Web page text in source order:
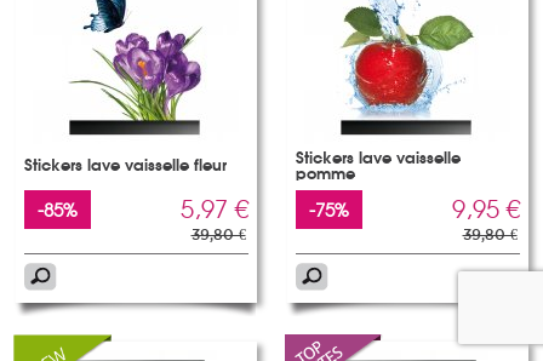
Stickers lave vaisselle fleur
-85% 5,97 €
39,80 €
Stickers lave vaisselle
pomme
-75% 9,95 €
39,80 €